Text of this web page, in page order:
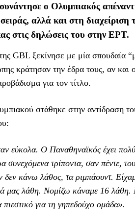
ο Ολυμπιακός
αλλά και στη
στις δηλώσεις του στην ΕΡΤ.
GBL ξεκίνησε με μία σπουδαία
κράτησαν την έδρα τους, αν
για τον τίτλο.
στάθηκε στην αντίδραση
εύκολα. Ο Παναθηναϊκός έχει
συνεχόμενα τρίποντα, σαν πέντε,
κάνω λάθος, τα ριμπάουντ.
λάθη. Νομίζω κάναμε 16 λάθη.
πιεστικό για τη γηπεδούχο ομάδα».